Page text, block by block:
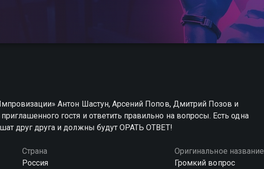
Антон Шастун, Арсений Попов, Дмитрий Позов и
гостя и ответить правильно на вопросы. Есть одна
друг друга и должны будут ОРАТЬ ОТВЕТ!
Страна
Россия
Оригинальное название
Громкий вопрос